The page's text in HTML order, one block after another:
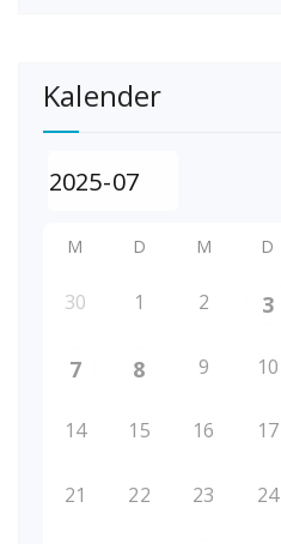
Kalender
M D M D
30 1 2 3
7 8 9 10
14 15 16 17
21 22 23 24